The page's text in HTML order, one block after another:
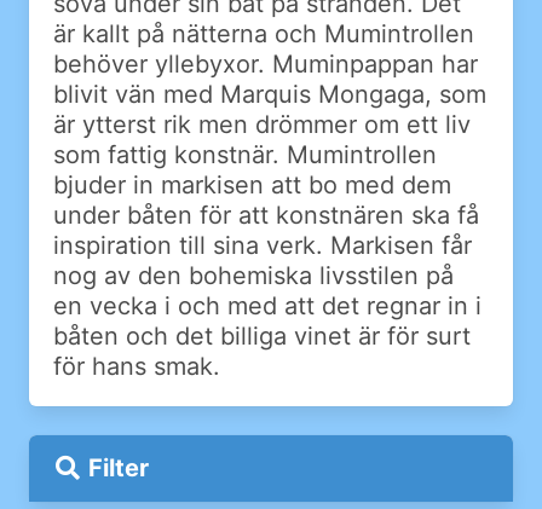
är kallt på nätterna och Mumintrollen
behöver yllebyxor. Muminpappan har
blivit vän med Marquis Mongaga, som
är ytterst rik men drömmer om ett liv
som fattig konstnär. Mumintrollen
bjuder in markisen att bo med dem
under båten för att konstnären ska få
inspiration till sina verk. Markisen får
nog av den bohemiska livsstilen på
en vecka i och med att det regnar in i
båten och det billiga vinet är för surt
för hans smak.
Filter